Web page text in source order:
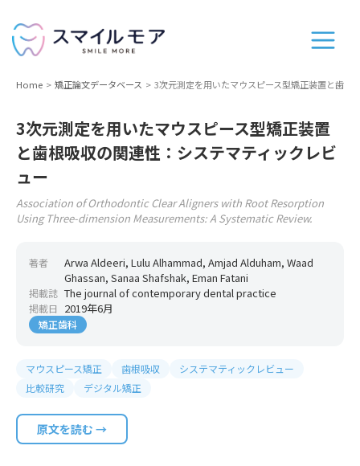
Home 矯正論文データベース 3次元測定を用いたマウスピース型矯正装置と歯根
3次元測定を用いたマウスピース型矯正装置
と歯根吸収の関連性：システマティックレビ
ュー
Association of Orthodontic Clear Aligners with Root Resorption
Using Three-dimension Measurements: A Systematic Review.
著者
Arwa Aldeeri, Lulu Alhammad, Amjad Alduham, Waad
Ghassan, Sanaa Shafshak, Eman Fatani
掲載誌 The journal of contemporary dental practice
掲載日 2019年6月
矯正歯科
マウスピース矯正 歯根吸収
システマティックレビュー
比較研究
デジタル矯正
原文を読む →